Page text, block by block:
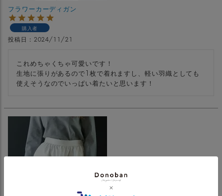
フラワーカーディガン
購入者
投稿日 2024/11/21
これめちゃくちゃ可愛いです！
生地に張りがあるので1枚で着れますし、軽い羽織としても
使えそうなのでいっぱい着たいと思います！